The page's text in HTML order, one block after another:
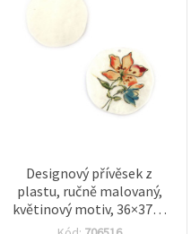
Designový přívěsek z
plastu, ručně malovaný,
květinový motiv, 36×37×2
mm, otvor Ø1 mm, pro